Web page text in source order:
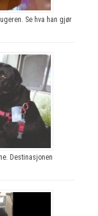
Se hva han gjør
Destinasjonen